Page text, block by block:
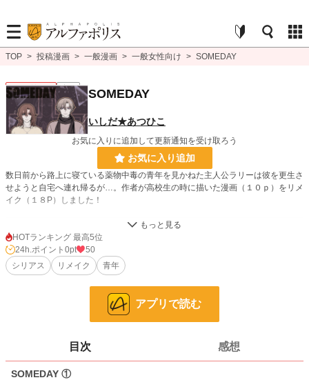
TOP > 投稿漫画 > 一般漫画 > 一般女性向け > SOMEDAY
一般女性向け 完結 SOMEDAY
いしだ★あつひこ
お気に入りに追加して更新通知を受け取ろう
お気に入り追加
数日前から路上に寝ている薬物中毒の青年を見かねた主人公ラリーは彼を更生さ
せようと自宅へ連れ帰るが…。作者が高校生の時に描いた漫画（１０ｐ）をリメ
イク（１８P）しました！
一般女性向け 2,537 位 / 2,537 件
お気に入り 3
2025.03.31 20:52
初回公開日時 2025.03.29 20:13
HOTランキング 最高5位
24h.ポイント 0pt
50
シリアス
リメイク 青年
アプリで読む
目次 感想
SOMEDAY ①